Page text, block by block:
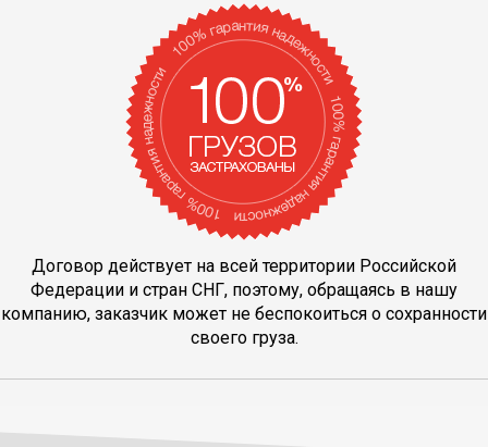
Договор действует на всей территории Российской
Федерации и стран СНГ, поэтому, обращаясь в нашу
компанию, заказчик может не беспокоиться о сохранности
своего груза.